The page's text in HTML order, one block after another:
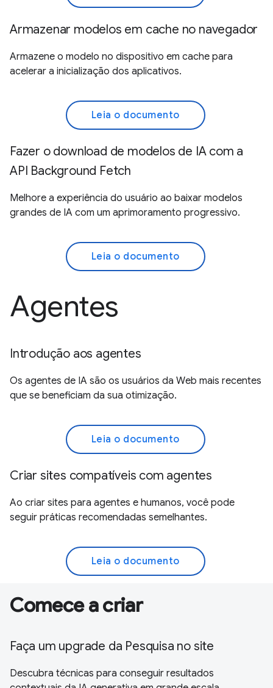
Armazenar modelos em cache no navegador
Armazene o modelo no dispositivo em cache para
acelerar a inicialização dos aplicativos.
Leia o documento
Fazer o download de modelos de IA com a
API Background Fetch
Melhore a experiência do usuário ao baixar modelos
grandes de IA com um aprimoramento progressivo.
Leia o documento
Agentes
Introdução aos agentes
Os agentes de IA são os usuários da Web mais recentes
que se beneficiam da sua otimização.
Leia o documento
Criar sites compatíveis com agentes
Ao criar sites para agentes e humanos, você pode
seguir práticas recomendadas semelhantes.
Leia o documento
Comece a criar
Faça um upgrade da Pesquisa no site
Descubra técnicas para conseguir resultados